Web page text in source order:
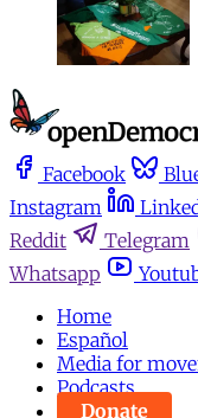
Facebook
Instagram
Reddit
Telegram
Whatsapp
Home
Español
Media for
Podcasts
Donate